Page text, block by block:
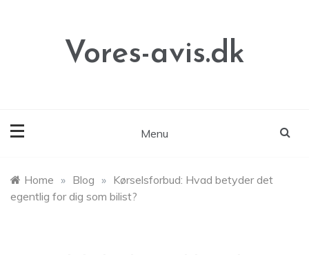
Vores-avis.dk
Menu
Home » Blog » Kørselsforbud: Hvad betyder det
egentlig for dig som bilist?